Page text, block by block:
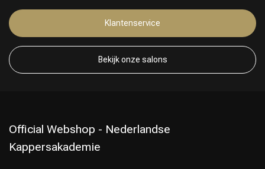
Klantenservice
Bekijk onze salons
Official Webshop - Nederlandse
Kappersakademie